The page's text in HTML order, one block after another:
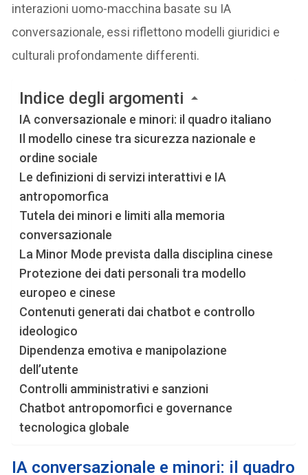
interazioni uomo-macchina basate su IA
conversazionale, essi riflettono modelli giuridici e
culturali profondamente differenti.
Indice degli argomenti
IA conversazionale e minori: il quadro italiano
Il modello cinese tra sicurezza nazionale e
ordine sociale
Le definizioni di servizi interattivi e IA
antropomorfica
Tutela dei minori e limiti alla memoria
conversazionale
La Minor Mode prevista dalla disciplina cinese
Protezione dei dati personali tra modello
europeo e cinese
Contenuti generati dai chatbot e controllo
ideologico
Dipendenza emotiva e manipolazione
dell’utente
Controlli amministrativi e sanzioni
Chatbot antropomorfici e governance
tecnologica globale
IA conversazionale e minori: il quadro